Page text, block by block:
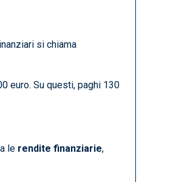
si chiama
euro. Su questi, paghi 130
le rendite finanziarie,